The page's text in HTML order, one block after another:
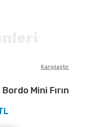
Karşılaştır
Mini Fırın